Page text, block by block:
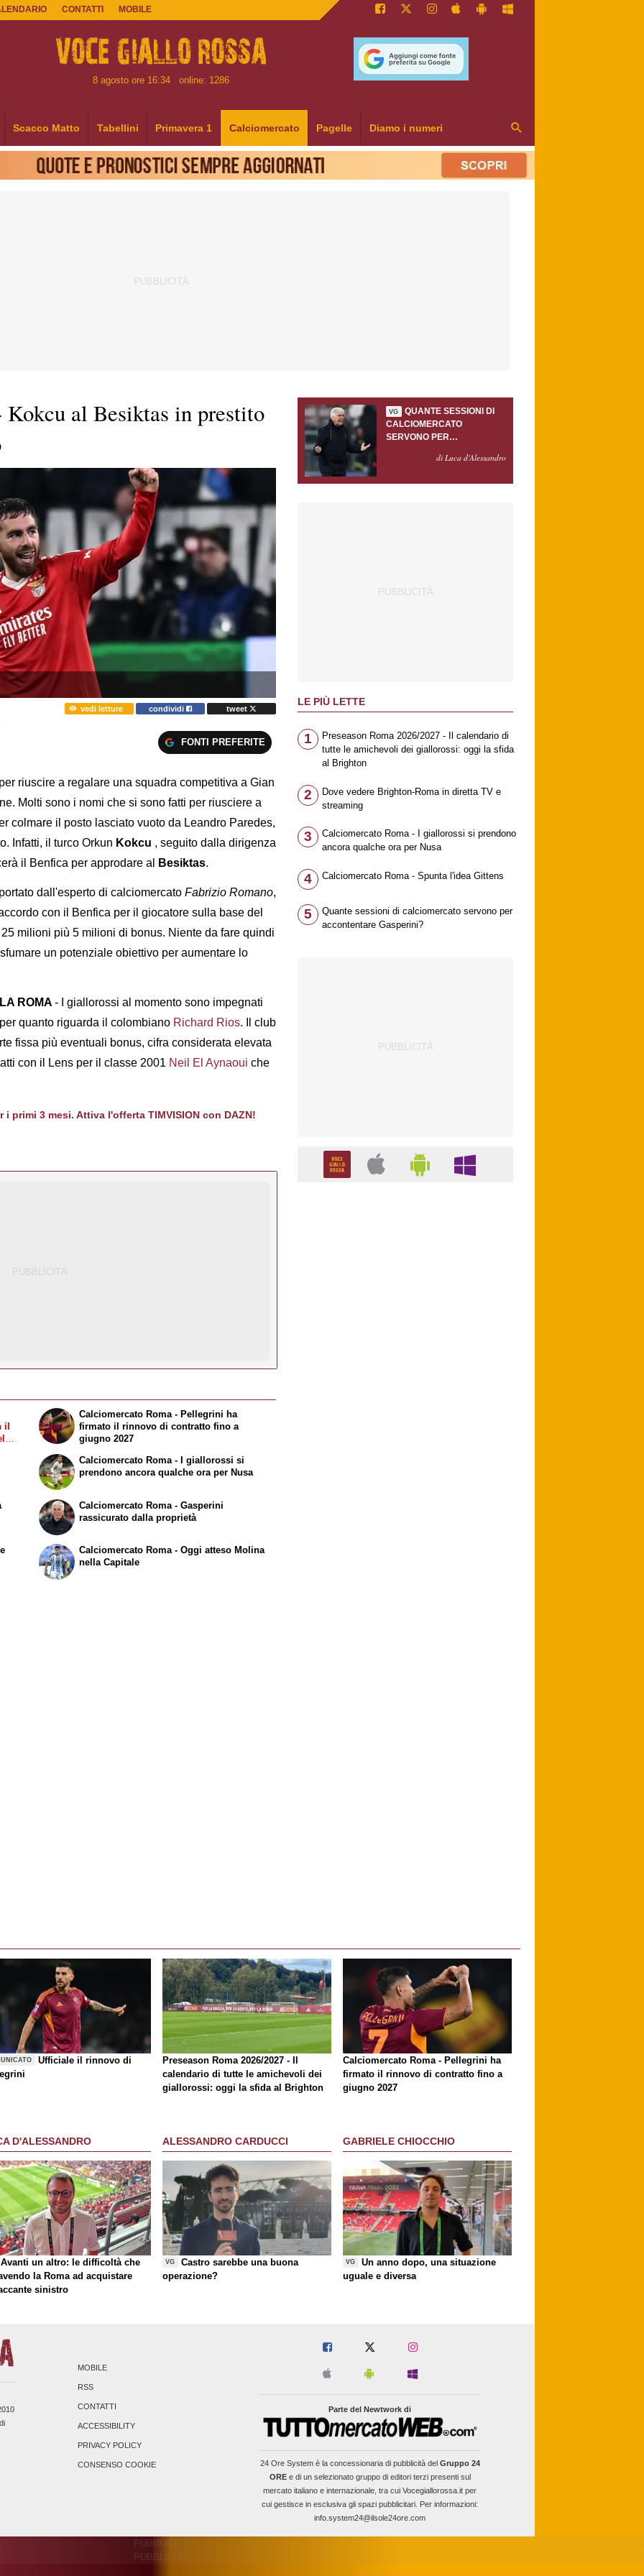
CONTATTI MOBILE
8 agosto ore 16:34 online: 1286
Scacco Matto Tabellini Primavera 1 Calciomercato Pagelle Diamo i numeri
al Besiktas in prestito
vedi letture condividi tweet
FONTI PREFERITE
riuscire a regalare una squadra competitiva a Gian
Molti sono i nomi che si sono fatti per riusciere a
colmare il posto lasciato vuoto da Leandro Paredes,
Infatti, il turco Orkun Kokcu , seguito dalla dirigenza
il Benfica per approdare al
Besiktas.
dall'esperto di calciomercato Fabrizio Romano,
con il Benfica per il giocatore sulla base del
milioni più 5 milioni di bonus. Niente da fare quindi
un potenziale obiettivo per aumentare lo
ROMA - I giallorossi al momento sono impegnati
quanto riguarda il colombiano Richard Rios. Il club
fissa più eventuali bonus, cifra considerata elevata
con il Lens per il classe 2001 Neil El Aynaoui che
i primi 3 mesi. Attiva l'offerta TIMVISION con DAZN!
il
Calciomercato Roma - Pellegrini ha
firmato il rinnovo di contratto fino a
giugno 2027
Calciomercato Roma - I giallorossi si
prendono ancora qualche ora per Nusa
Calciomercato Roma - Gasperini
rassicurato dalla proprietà
Calciomercato Roma - Oggi atteso Molina
nella Capitale
VG
QUANTE SESSIONI DI
CALCIOMERCATO
SERVONO PER
GASPERINI?di Luca d'Alessandro
LE PIÙ LETTE
1
Preseason Roma 2026/2027 - Il calendario di
tutte le amichevoli dei giallorossi: oggi la sfida
al Brighton
2
Dove vedere Brighton-Roma in diretta TV e
streaming
3
Calciomercato Roma - I giallorossi si prendono
ancora qualche ora per Nusa
4 Calciomercato Roma - Spunta l'idea Gittens
5
Quante sessioni di calciomercato servono per
accontentare Gasperini?
Ufficiale il rinnovo di
Preseason Roma 2026/2027 - Il
calendario di tutte le amichevoli dei
giallorossi: oggi la sfida al Brighton
Calciomercato Roma - Pellegrini ha
firmato il rinnovo di contratto fino a
giugno 2027
D'ALESSANDRO
Avanti un altro: le difficoltà che
la Roma ad acquistare
sinistro
ALESSANDRO CARDUCCI
VG
Castro sarebbe una buona
operazione?
GABRIELE CHIOCCHIO
VG
Un anno dopo, una situazione
uguale e diversa
MOBILE
RSS
CONTATTI
ACCESSIBILITY
PRIVACY POLICY
CONSENSO COOKIE
Parte del Newtwork di
24 Ore Systemè la concessionaria di pubblicità del Gruppo 24
OREe di un selezionato gruppo di editori terzi presenti sul
mercato italiano e internazionale, tra cui Vocegiallorossa.it per
cui gestisce in esclusiva gli spazi pubblicitari. Per informazioni:
info.system24@ilsole24ore.com